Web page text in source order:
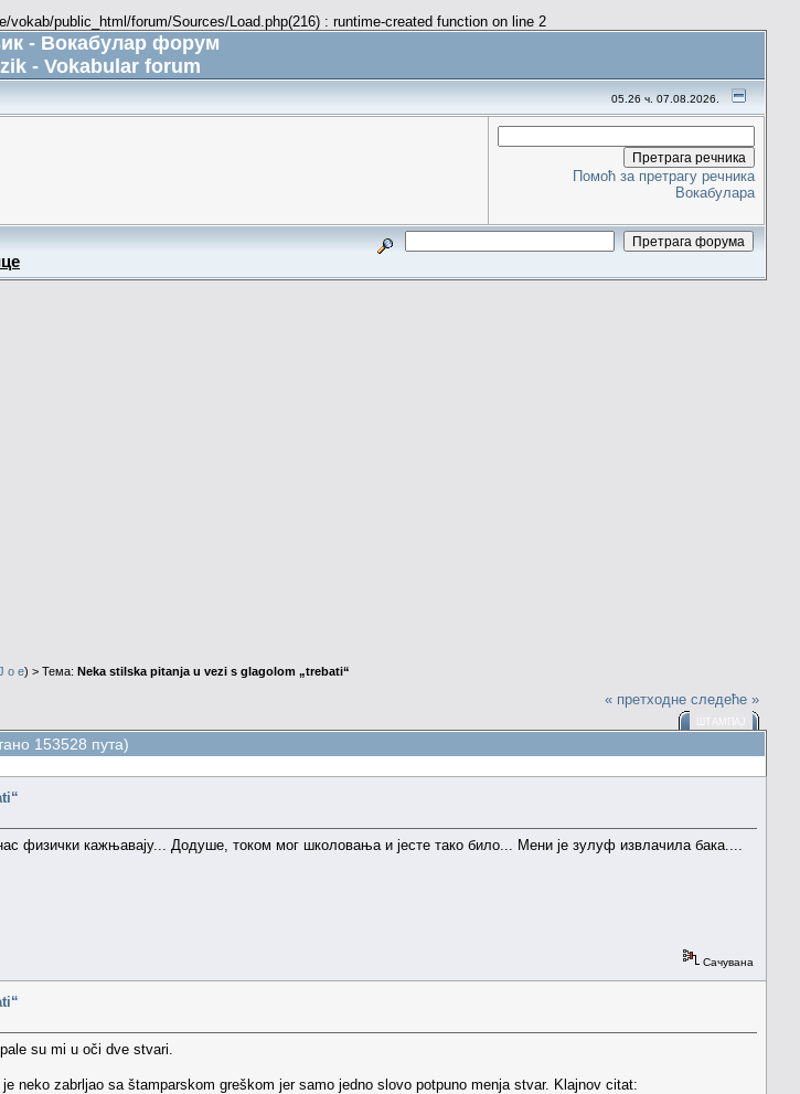
public_html/forum/Sources/Load.php(216) : runtime-created function on line 2
- Вокабулар форум
- Vokabular forum
05.26 ч. 07.08.2026.
Помоћ за претрагу речника
Вокабулара
o e) > Тема: Neka stilska pitanja u vezi s glagolom „trebati“
« претходне следеће »
153528 пута)
кажњавају... Додуше, током мог школовања и јесте тако било... Мени је зулуф извлачила бака....
Сачувана
su mi u oči dve stvari.
neko zabrljao sa štamparskom greškom jer samo jedno slovo potpuno menja stvar. Klajnov citat: